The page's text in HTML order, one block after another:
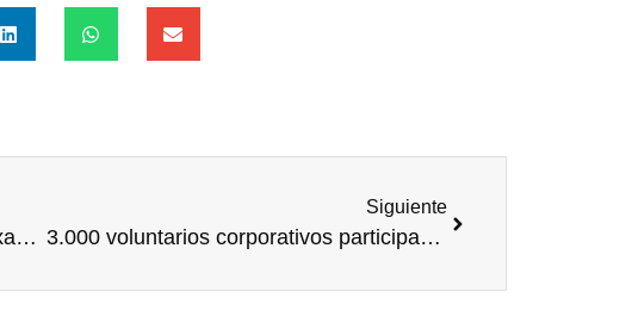
La Asociación de Voluntarios «la Caixa» en el Congreso de IAVE
Siguiente
3.000 voluntarios corporativos participan en Give and Gain España 2019